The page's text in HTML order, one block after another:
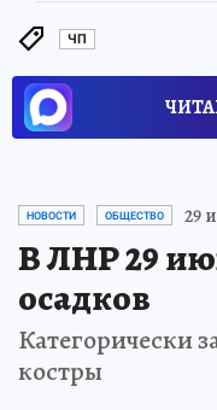
ЧП
НОВОСТИ ОБЩЕСТВО 29
В ЛНР 29
осадков
Категорически
костры